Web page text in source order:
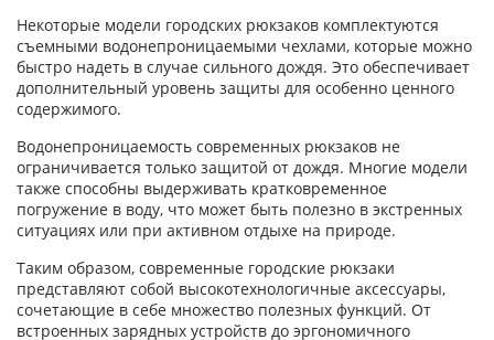
Некоторые модели городских рюкзаков комплектуются
съемными водонепроницаемыми чехлами, которые можно
быстро надеть в случае сильного дождя. Это обеспечивает
дополнительный уровень защиты для особенно ценного
содержимого.
Водонепроницаемость современных рюкзаков не
ограничивается только защитой от дождя. Многие модели
также способны выдерживать кратковременное
погружение в воду, что может быть полезно в экстренных
ситуациях или при активном отдыхе на природе.
Таким образом, современные городские рюкзаки
представляют собой высокотехнологичные аксессуары,
сочетающие в себе множество полезных функций. От
встроенных зарядных устройств до эргономичного